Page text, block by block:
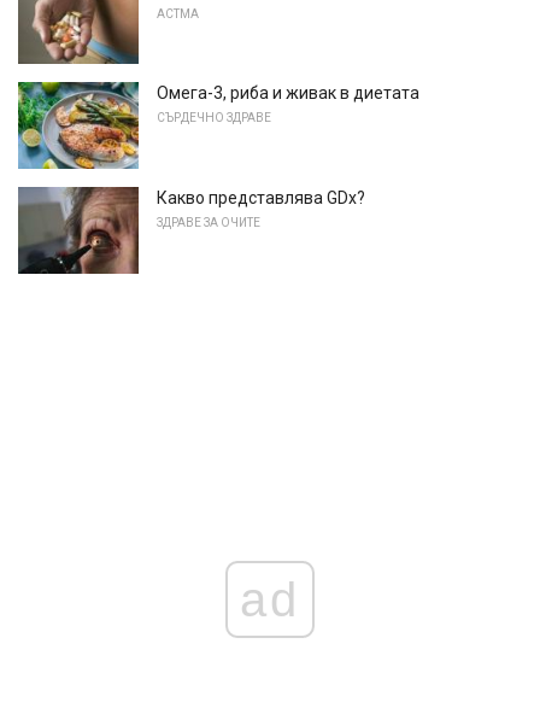
АСТМА
Омега-3, риба и живак в диетата
СЪРДЕЧНО ЗДРАВЕ
Какво представлява GDx?
ЗДРАВЕ ЗА ОЧИТЕ
ad